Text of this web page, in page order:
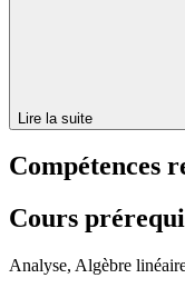
Lire la suite
Compétences
Cours
Analyse, Algèbre